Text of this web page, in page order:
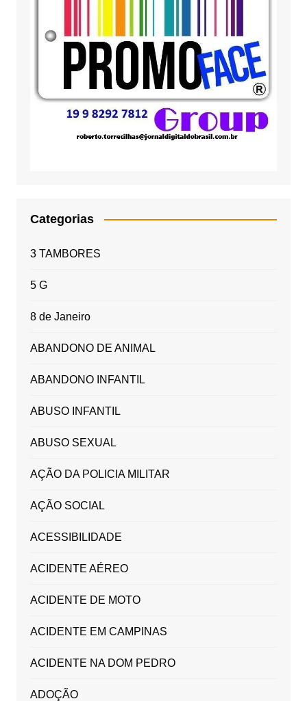
Categorias
3 TAMBORES
5 G
8 de Janeiro
ABANDONO DE ANIMAL
ABANDONO INFANTIL
ABUSO INFANTIL
ABUSO SEXUAL
AÇÃO DA POLICIA MILITAR
AÇÃO SOCIAL
ACESSIBILIDADE
ACIDENTE AÉREO
ACIDENTE DE MOTO
ACIDENTE EM CAMPINAS
ACIDENTE NA DOM PEDRO
ADOÇÃO